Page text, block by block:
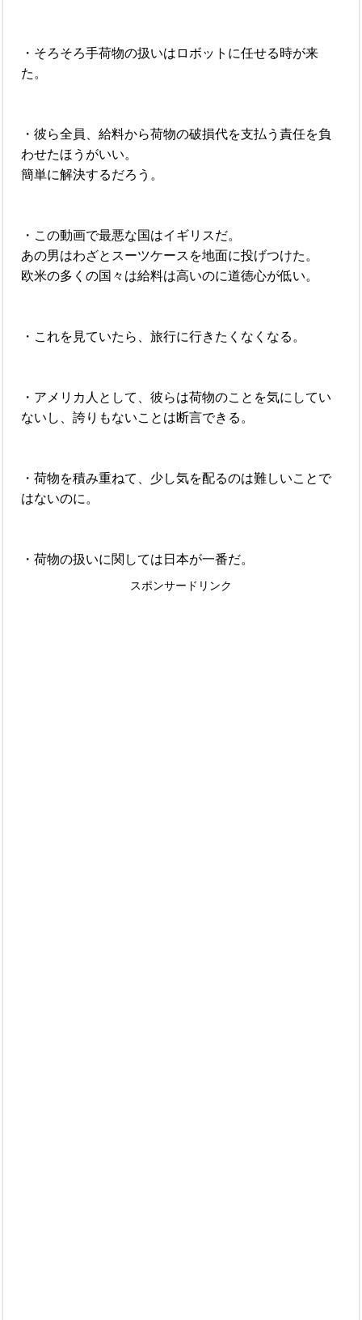
・そろそろ手荷物の扱いはロボットに任せる時が来
た。
・彼ら全員、給料から荷物の破損代を支払う責任を負
わせたほうがいい。
簡単に解決するだろう。
・この動画で最悪な国はイギリスだ。
あの男はわざとスーツケースを地面に投げつけた。
欧米の多くの国々は給料は高いのに道徳心が低い。
・これを見ていたら、旅行に行きたくなくなる。
・アメリカ人として、彼らは荷物のことを気にしてい
ないし、誇りもないことは断言できる。
・荷物を積み重ねて、少し気を配るのは難しいことで
はないのに。
・荷物の扱いに関しては日本が一番だ。
スポンサードリンク